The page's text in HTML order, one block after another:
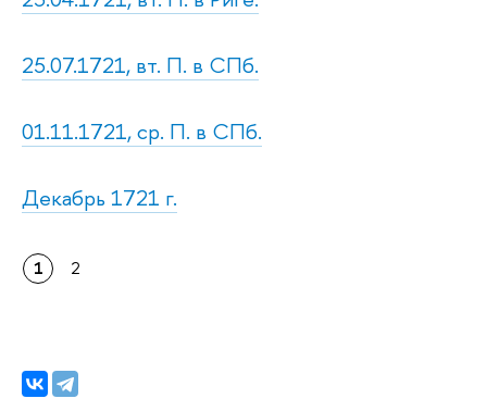
25.07.1721, вт. П. в СПб.
01.11.1721, ср. П. в СПб.
Декабрь 1721 г.
1 2